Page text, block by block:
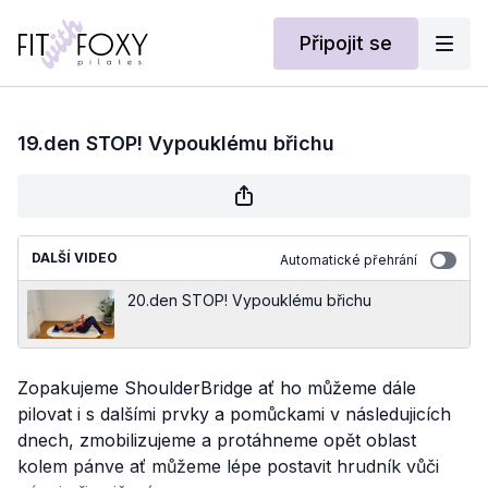
Připojit se
19.den STOP! Vypouklému břichu
DALŠÍ VIDEO Automatické přehrání
20.den STOP! Vypouklému břichu
Zopakujeme ShoulderBridge ať ho můžeme dále
pilovat i s dalšími prvky a pomůckami v následujicích
dnech, zmobilizujeme a protáhneme opět oblast
kolem pánve ať můžeme lépe postavit hrudník vůči